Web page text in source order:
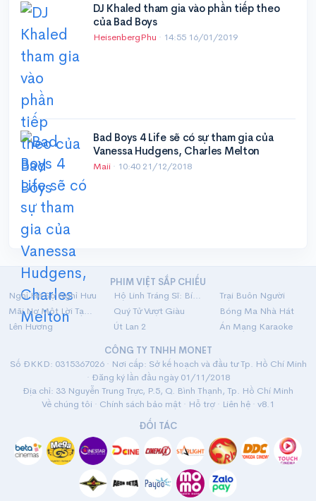
DJ Khaled tham gia vào phần tiếp theo
của Bad Boys
HeisenbergPhu · 14:55 16/01/2019
Bad Boys 4 Life sẽ có sự tham gia của
Vanessa Hudgens, Charles Melton
Maii · 10:40 21/12/2018
PHIM VIỆT SẮP CHIẾU
Nghỉ Hè Sợ Nghỉ Hưu
Hộ Linh Tráng Sĩ: Bí Ẩn Mộ Vua Đinh
Trại Buôn Người
Mãi Nợ Một Lời Tạm Biệt
Quý Tử Vượt Giàu
Bóng Ma Nhà Hát
Lên Hương
Út Lan 2
Án Mạng Karaoke
CÔNG TY TNHH MONET
Số ĐKKD: 0315367026 · Nơi cấp: Sở kế hoạch và đầu tư Tp. Hồ Chí Minh
· Đăng ký lần đầu ngày 01/11/2018
Địa chỉ: 33 Nguyễn Trung Trực, P.5, Q. Bình Thạnh, Tp. Hồ Chí Minh
Về chúng tôi · Chính sách bảo mật · Hỗ trợ · Liên hệ · v8.1
ĐỐI TÁC